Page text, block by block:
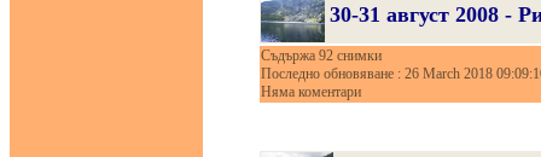
30-31 август 2008 -
Съдържа 92 снимки
Последно обновяване : 26 March 2018
Няма коментари